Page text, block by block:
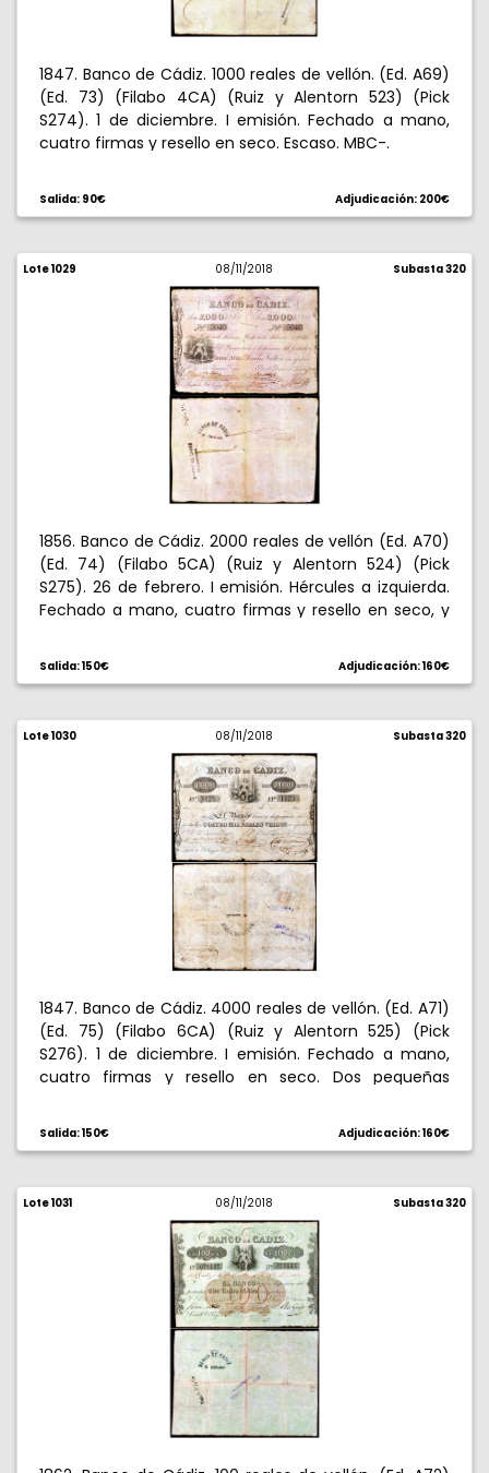
1847. Banco de Cádiz. 1000 reales de vellón. (Ed. A69)
(Ed. 73) (Filabo 4CA) (Ruiz y Alentorn 523) (Pick
S274). 1 de diciembre. I emisión. Fechado a mano,
cuatro firmas y resello en seco. Escaso. MBC-.
Salida: 90€ Adjudicación: 200€
Lote 1029 08/11/2018 Subasta 320
1856. Banco de Cádiz. 2000 reales de vellón (Ed. A70)
(Ed. 74) (Filabo 5CA) (Ruiz y Alentorn 524) (Pick
S275). 26 de febrero. I emisión. Hércules a izquierda.
Fechado a mano, cuatro firmas y resello en seco, y
dos pliegues. Raro. MBC-.
Salida: 150€ Adjudicación: 160€
Lote 1030 08/11/2018 Subasta 320
1847. Banco de Cádiz. 4000 reales de vellón. (Ed. A71)
(Ed. 75) (Filabo 6CA) (Ruiz y Alentorn 525) (Pick
S276). 1 de diciembre. I emisión. Fechado a mano,
cuatro firmas y resello en seco. Dos pequeñas
Salida: 150€ Adjudicación: 160€
Lote 1031 08/11/2018 Subasta 320